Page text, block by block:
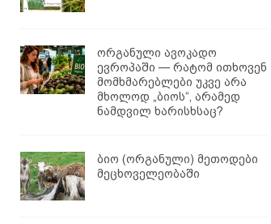
ორგანული ავოკადო
ევროპაში — რატომ ითხოვენ
მომხმარებლები უკვე არა
მხოლოდ „ბიოს“, არამედ
ნამდვილ ხარისხსაც?
ბიო (ორგანული) მეთოდები
მეცხოველეობაში